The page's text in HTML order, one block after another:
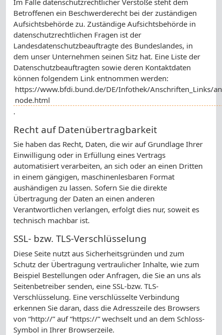
Betroffenen ein Beschwerderecht bei der zuständigen
Aufsichtsbehörde zu. Zuständige Aufsichtsbehörde in
datenschutzrechtlichen Fragen ist der
Landesdatenschutzbeauftragte des Bundeslandes, in
dem unser Unternehmen seinen Sitz hat. Eine Liste der
Datenschutzbeauftragten sowie deren Kontaktdaten
können folgendem Link entnommen werden:
https://www.bfdi.bund.de/DE/Infothek/Anschriften_Links/
node.html
.
Recht auf Datenübertragbarkeit
Sie haben das Recht, Daten, die wir auf Grundlage Ihrer
Einwilligung oder in Erfüllung eines Vertrags
automatisiert verarbeiten, an sich oder an einen Dritten
in einem gängigen, maschinenlesbaren Format
aushändigen zu lassen. Sofern Sie die direkte
Übertragung der Daten an einen anderen
Verantwortlichen verlangen, erfolgt dies nur, soweit es
technisch machbar ist.
SSL- bzw. TLS-Verschlüsselung
Diese Seite nutzt aus Sicherheitsgründen und zum
Schutz der Übertragung vertraulicher Inhalte, wie zum
Beispiel Bestellungen oder Anfragen, die Sie an uns als
Seitenbetreiber senden, eine SSL-bzw. TLS-
Verschlüsselung. Eine verschlüsselte Verbindung
erkennen Sie daran, dass die Adresszeile des Browsers
von “http://” auf “https://” wechselt und an dem Schloss-
Symbol in Ihrer Browserzeile.